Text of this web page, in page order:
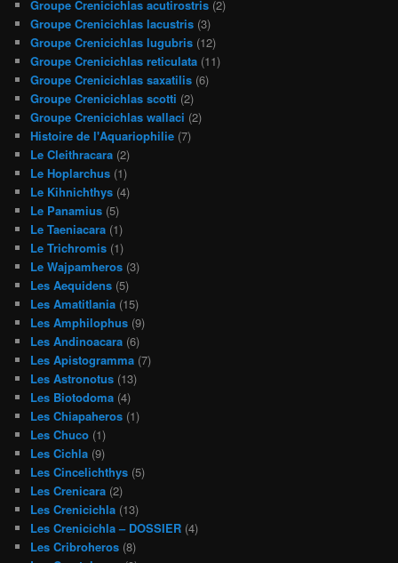
Groupe Crenicichlas acutirostris (2)
Groupe Crenicichlas lacustris (3)
Groupe Crenicichlas lugubris (12)
Groupe Crenicichlas reticulata (11)
Groupe Crenicichlas saxatilis (6)
Groupe Crenicichlas scotti (2)
Groupe Crenicichlas wallaci (2)
Histoire de l'Aquariophilie (7)
Le Cleithracara (2)
Le Hoplarchus (1)
Le Kihnichthys (4)
Le Panamius (5)
Le Taeniacara (1)
Le Trichromis (1)
Le Wajpamheros (3)
Les Aequidens (5)
Les Amatitlania (15)
Les Amphilophus (9)
Les Andinoacara (6)
Les Apistogramma (7)
Les Astronotus (13)
Les Biotodoma (4)
Les Chiapaheros (1)
Les Chuco (1)
Les Cichla (9)
Les Cincelichthys (5)
Les Crenicara (2)
Les Crenicichla (13)
Les Crenicichla – DOSSIER (4)
Les Cribroheros (8)